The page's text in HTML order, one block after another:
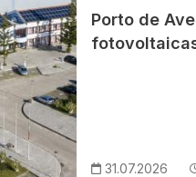
Porto de
31.07.2026